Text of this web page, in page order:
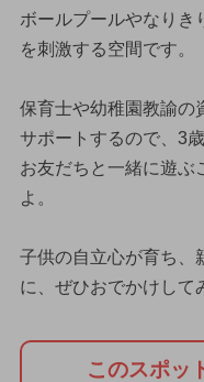
ボールプールやなりき
を刺激する空間です。
保育士や幼稚園教諭の
サポートするので、3
お友だちと一緒に遊ぶ
よ。
子供の自立心が育ち、
に、ぜひおでかけして
このスポッ